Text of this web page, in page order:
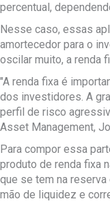
percentual,
Nesse caso, essas
amortecedor para o
oscilar muito, a renda
"A renda fixa é
dos investidores. A
perfil de risco
Asset Management,
Para compor essa
produto de renda fixa
que se tem na
mão de liquidez e